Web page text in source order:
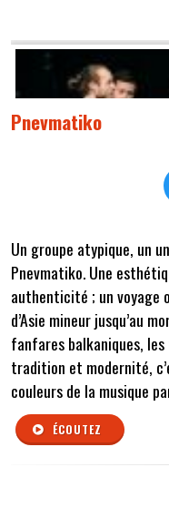
Pnevmatiko
Un groupe atypique, un
Pnevmatiko. Une
authenticité ; un voyage
d’Asie mineur jusqu’au
fanfares balkaniques,
tradition et modernité,
couleurs de la musique
ÉCOUTEZ